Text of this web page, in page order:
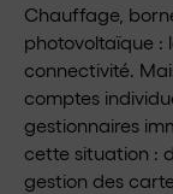
Chauffage,
photovoltaïque :
connectivité.
comptes
gestionnaires
cette situation :
gestion des